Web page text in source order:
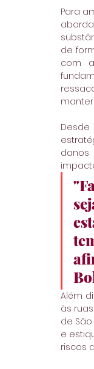
Para
de
com
danos
Além
às
de
e
riscos